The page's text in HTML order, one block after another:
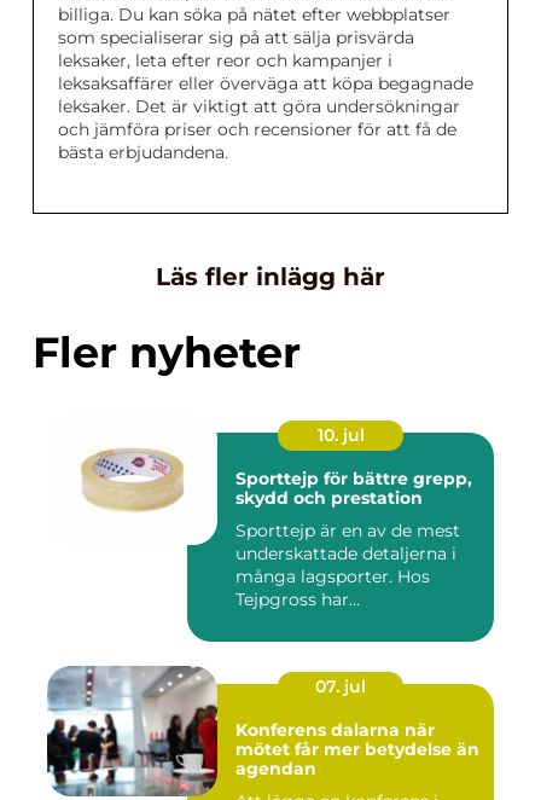
billiga. Du kan söka på nätet efter webbplatser
som specialiserar sig på att sälja prisvärda
leksaker, leta efter reor och kampanjer i
leksaksaffärer eller överväga att köpa begagnade
leksaker. Det är viktigt att göra undersökningar
och jämföra priser och recensioner för att få de
bästa erbjudandena.
Läs fler inlägg här
Fler nyheter
10. jul
Sporttejp för bättre grepp,
skydd och prestation
Sporttejp är en av de mest
underskattade detaljerna i
många lagsporter. Hos
Tejpgross har...
07. jul
Konferens dalarna när
mötet får mer betydelse än
agendan